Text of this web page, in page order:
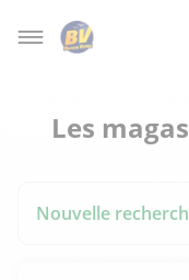
Les
Nouvelle